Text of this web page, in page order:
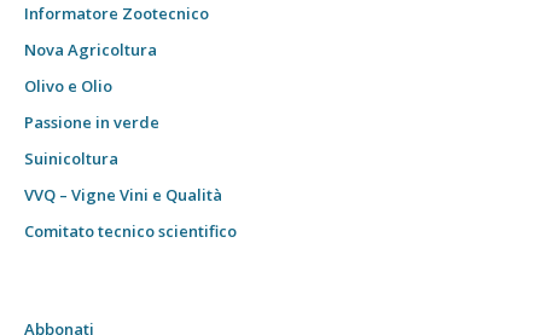
Informatore Zootecnico
Nova Agricoltura
Olivo e Olio
Passione in verde
Suinicoltura
VVQ – Vigne Vini e Qualità
Comitato tecnico scientifico
Abbonati